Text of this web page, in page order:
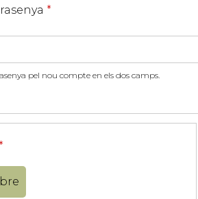
*
pel nou compte en els dos camps.
*